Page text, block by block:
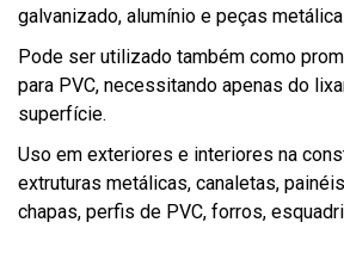
galvanizado, alumínio e peças
Pode ser utilizado também como
para PVC, necessitando apenas do
superfície.
Uso em exteriores e interiores na
extruturas metálicas, canaletas,
chapas, perfis de PVC, forros,